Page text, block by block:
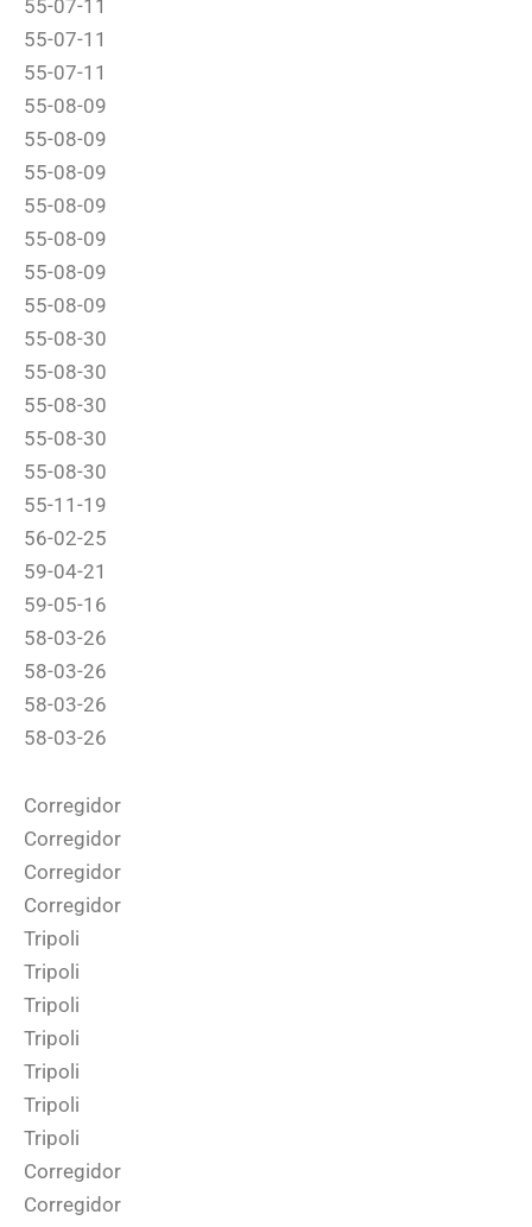
55-07-11
55-07-11
55-07-11
55-08-09
55-08-09
55-08-09
55-08-09
55-08-09
55-08-09
55-08-09
55-08-30
55-08-30
55-08-30
55-08-30
55-08-30
55-11-19
56-02-25
59-04-21
59-05-16
58-03-26
58-03-26
58-03-26
58-03-26
Corregidor
Corregidor
Corregidor
Corregidor
Tripoli
Tripoli
Tripoli
Tripoli
Tripoli
Tripoli
Tripoli
Corregidor
Corregidor